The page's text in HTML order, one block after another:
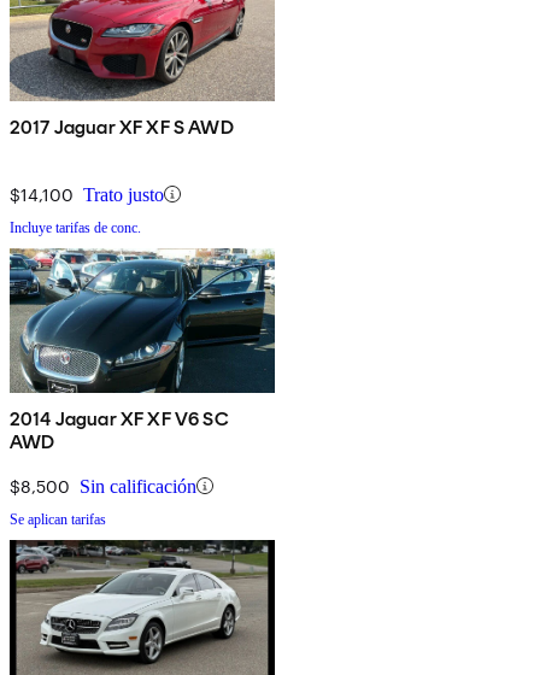
2017 Jaguar XF XF S AWD
$14,100 Trato justo
Incluye tarifas de conc.
2014 Jaguar XF XF V6 SC
AWD
$8,500 Sin calificación
Se aplican tarifas